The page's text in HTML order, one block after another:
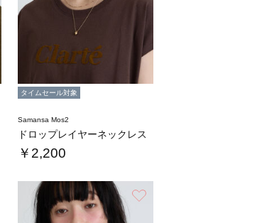
タイムセール対象
Samansa Mos2
ドロップレイヤーネックレス
￥2,200
お気に入り